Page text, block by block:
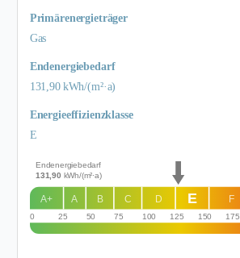
Primärenergieträger
Gas
Endenergie­bedarf
131,90 kWh/(m²·a)
Energie­effizienz­klasse
E
0 25 50 75 100 125 150 175
F
D
C
B
A
A+ E
Endenergiebedarf
131,90 kWh/(m²·a)